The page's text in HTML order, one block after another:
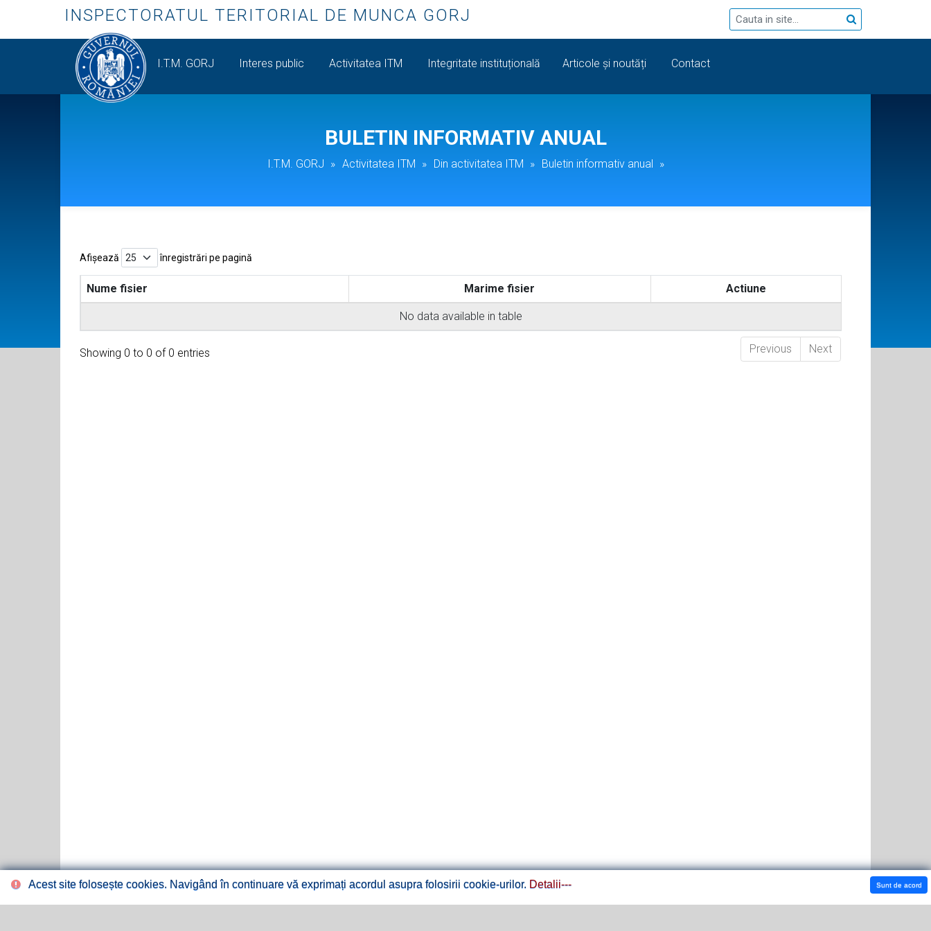
INSPECTORATUL TERITORIAL DE MUNCA GORJ
I.T.M. GORJ Interes public Activitatea ITM Integritate instituțională Articole și noutăți Contact
BULETIN INFORMATIV ANUAL
I.T.M. GORJ » Activitatea ITM » Din activitatea ITM » Buletin informativ anual »
Afișează înregistrări pe pagină
Nume fisier Marime fisier Actiune
No data available in table
Showing 0 to 0 of 0 entries Previous Next
Acest site folosește cookies. Navigând în continuare vă exprimați acordul asupra folosirii cookie-urilor. Detalii--- Sunt de acord